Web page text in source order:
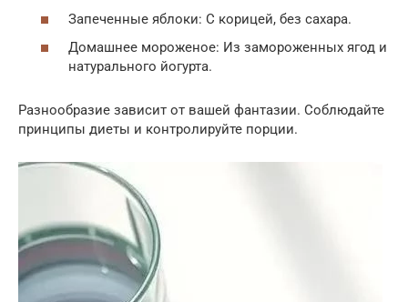
Запеченные яблоки: С корицей, без сахара.
Домашнее мороженое: Из замороженных ягод и
натурального йогурта.
Разнообразие зависит от вашей фантазии. Соблюдайте
принципы диеты и контролируйте порции.